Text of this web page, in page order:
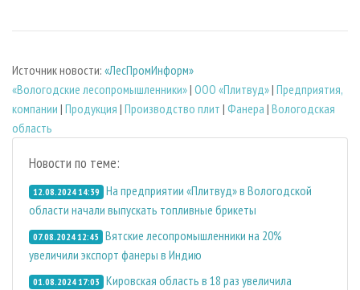
Источник новости: «ЛесПромИнформ»
«Вологодские лесопромышленники»| ООО «Плитвуд»| Предприятия,
компании | Продукция | Производство плит | Фанера | Вологодская
область
Новости по теме:
12.08.2024 14:39 На предприятии «Плитвуд» в Вологодской
области начали выпускать топливные брикеты
07.08.2024 12:45 Вятские лесопромышленники на 20%
увеличили экспорт фанеры в Индию
01.08.2024 17:03 Кировская область в 18 раз увеличила